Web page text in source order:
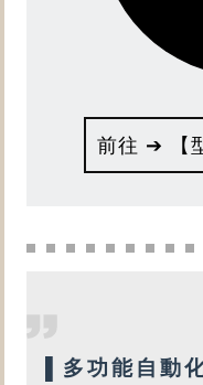
前往 ➔ 【
多功能自動